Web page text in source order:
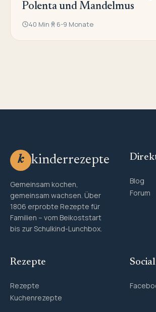
Polenta und Mandelmus
40 Min 6-9 Monate
k kinderrezepte
Gemeinsam kochen,
gemeinsam wachsen. Über
1806 erprobte Rezepte für
Familien – vom Beikoststart
bis zur Schulkind-Lunchbox.
Blog
Forum
Rezepte
Rezepte
Kuchenrezepte